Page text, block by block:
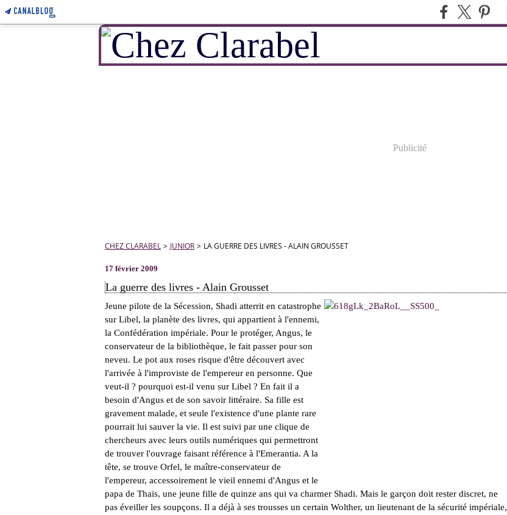
Publicité
CHEZ CLARABEL > JUNIOR > LA GUERRE DES LIVRES - ALAIN GROUSSET
17 février 2009
La guerre des livres - Alain Grousset
Jeune pilote de la Sécession, Shadi atterrit en catastrophe
sur Libel, la planète des livres, qui appartient à l'ennemi,
la Confédération impériale. Pour le protéger, Angus, le
conservateur de la bibliothèque, le fait passer pour son
neveu. Le pot aux roses risque d'être découvert avec
l'arrivée à l'improviste de l'empereur en personne. Que
veut-il ? pourquoi est-il venu sur Libel ? En fait il a
besoin d'Angus et de son savoir littéraire. Sa fille est
gravement malade, et seule l'existence d'une plante rare
pourrait lui sauver la vie. Il est suivi par une clique de
chercheurs avec leurs outils numériques qui permettront
de trouver l'ouvrage faisant référence à l'Emerantia. A la
tête, se trouve Orfel, le maître-conservateur de
l'empereur, accessoirement le vieil ennemi d'Angus et le
papa de Thaïs, une jeune fille de quinze ans qui va charmer Shadi. Mais le garçon doit rester discret, ne
pas éveiller les soupçons. Il a déjà à ses trousses un certain Wolther, un lieutenant de la sécurité impériale,